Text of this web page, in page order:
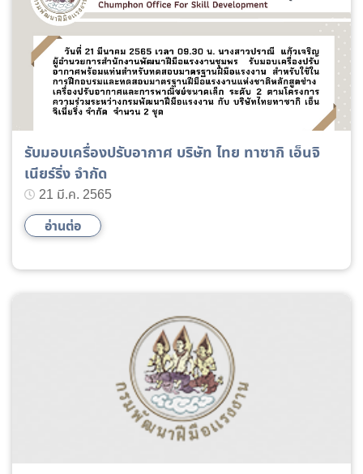
รับมอบเครื่องปรับอากาศ บริษัท ไทย ทาซากิ เอ็นจิ
เนียร์ริ่ง จำกัด
21 มี.ค. 2565
อ่านต่อ